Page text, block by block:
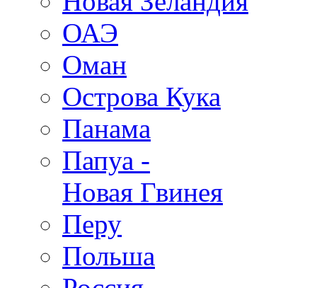
ОАЭ
Оман
Острова Кука
Панама
Папуа -
Новая Гвинея
Перу
Польша